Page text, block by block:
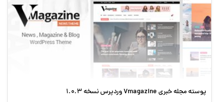
پوسته مجله خبری Vmagazine وردپرس نسخه 1.0.3